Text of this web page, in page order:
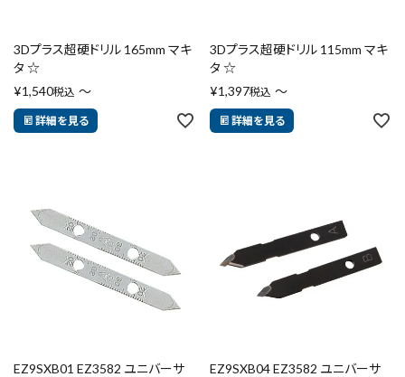
3Dプラス超硬ドリル 165mm マキ
タ ☆
¥1,540税込 〜
詳細を見る
3Dプラス超硬ドリル 115mm マキ
タ ☆
¥1,397税込 〜
詳細を見る
EZ9SXB01 EZ3582 ユニバーサ
EZ9SXB04 EZ3582 ユニバーサ